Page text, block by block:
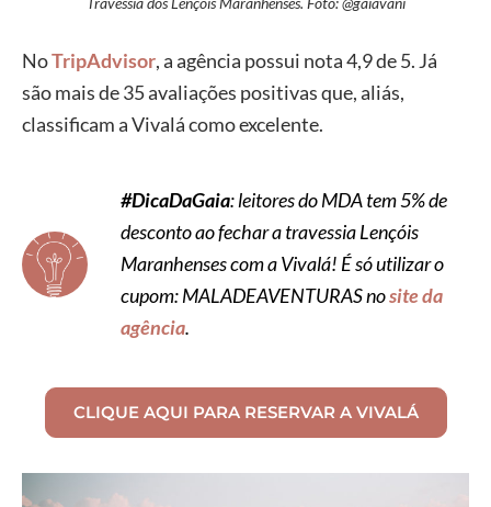
NoTripAdvisor, a agência possui nota 4,9 de 5. Já
são mais de 35 avaliações positivas que, aliás,
classificam a Vivalá como excelente.
#DicaDaGaia: leitores do MDA tem 5% de
desconto ao fechar a travessia Lençóis
Maranhenses com a Vivalá! É só utilizar o
cupom: MALADEAVENTURAS nosite da
agência.
CLIQUE AQUI PARA RESERVAR A VIVALÁ